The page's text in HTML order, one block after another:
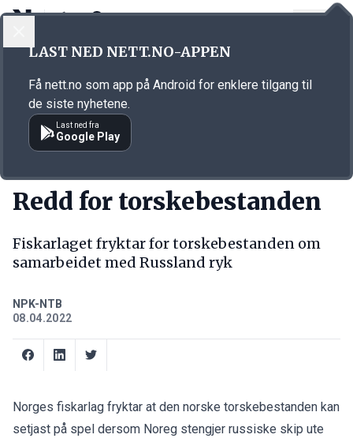
Annonsørinnhold
Redd for torskebestanden
Fiskarlaget fryktar for torskebestanden om
samarbeidet med Russland ryk
NPK-NTB
08.04.2022
Norges fiskarlag fryktar at den norske torskebestanden kan
setjast på spel dersom Noreg stengjer russiske skip ute
LAST NED NETT.NO-APPEN
Få nett.no som app på Android for enklere tilgang til
de siste nyhetene.
Last ned fra
Google Play